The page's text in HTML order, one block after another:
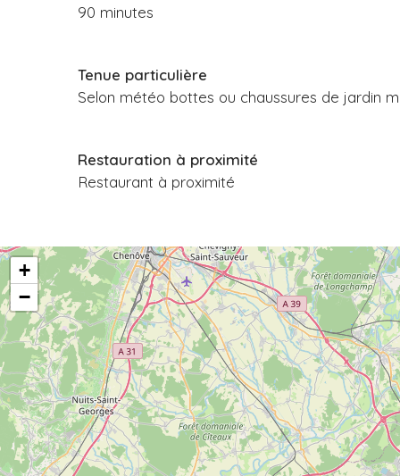
90 minutes
Tenue particulière
Selon météo bottes ou chaussures de jardin
Restauration à proximité
Restaurant à proximité
+
−